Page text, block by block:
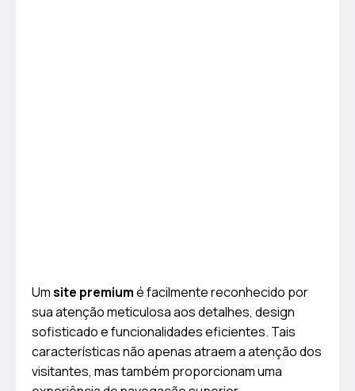
Umsite premiumé facilmente reconhecido por
sua atenção meticulosa aos detalhes, design
sofisticado e funcionalidades eficientes. Tais
características não apenas atraem a atenção dos
visitantes, mas também proporcionam uma